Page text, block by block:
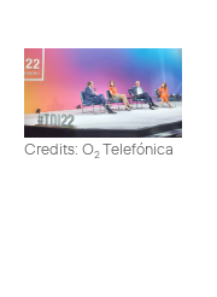
Credits: O2Telefónica